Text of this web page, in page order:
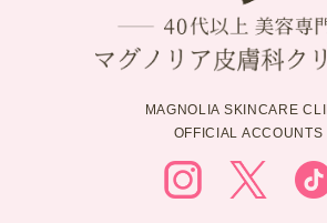
MAGNOLIA SKINCARE
OFFICIAL ACCOUNTS